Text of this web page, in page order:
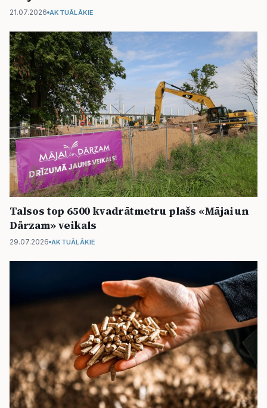
21.07.2026 AKTUĀLĀKIE
Talsos top 6500 kvadrātmetru plašs «Mājai un
Dārzam» veikals
29.07.2026 AKTUĀLĀKIE